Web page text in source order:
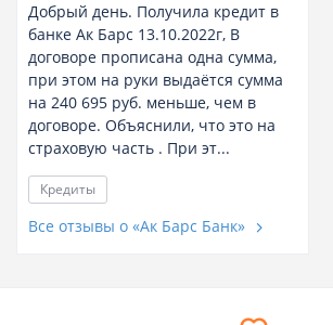
Добрый день. Получила кредит в
банке Ак Барс 13.10.2022г, В
договоре прописана одна сумма,
при этом на руки выдаётся сумма
на 240 695 руб. меньше, чем в
договоре. Объяснили, что это на
страховую часть . При эт...
Кредиты
Все отзывы о «Ак Барс Банк»